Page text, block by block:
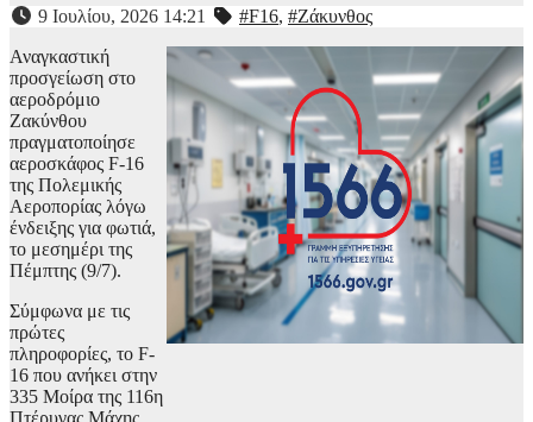
9 Ιουλίου, 2026 14:21 #F16, #Ζάκυνθος
Αναγκαστική
προσγείωση στο
αεροδρόμιο
Ζακύνθου
πραγματοποίησε
αεροσκάφος F-16
της Πολεμικής
Αεροπορίας λόγω
ένδειξης για φωτιά,
το μεσημέρι της
Πέμπτης (9/7).
Σύμφωνα με τις
πρώτες
πληροφορίες, το F-
16 που ανήκει στην
335 Μοίρα της 116η